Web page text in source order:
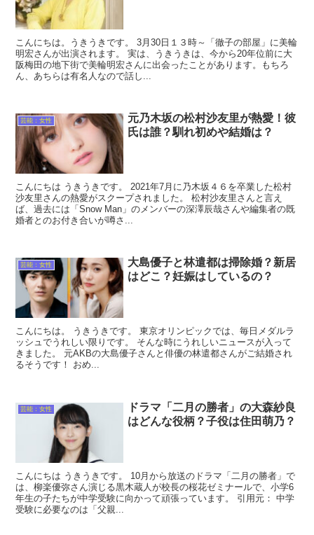
こんにちは。うきうきです。 3月30日１３時～「徹子の部屋」に美輪
明宏さんが出演されます。 実は、うきうきは、今から20年位前に大
阪梅田の地下街で美輪明宏さんに出会ったことがあります。もちろ
ん、あちらは有名人なので話し...
芸能：女性
元乃木坂の松村沙友里が熱愛！彼
氏は誰？馴れ初めや結婚は？
こんにちは うきうきです。 2021年7月に乃木坂４６を卒業した松村
沙友里さんの熱愛がスクープされました。 松村沙友里さんと言え
ば、過去には「Snow Man」のメンバーの深澤辰哉さんや編集者の既
婚者とのお付き合いが噂さ...
芸能：女性
大島優子と林遣都は掃除婚？新居
はどこ？妊娠はしているの？
こんにちは。 うきうきです。 東京オリンピックでは、毎日メダルラ
ッシュでうれしい限りです。 そんな時にうれしいニュースが入って
きました。 元AKBの大島優子さんと俳優の林遣都さんがご結婚され
るそうです！ おめ...
芸能：女性
ドラマ「二月の勝者」の大森紗良
はどんな役柄？子役は住田萌乃？
こんにちは うきうきです。 10月から放送のドラマ「二月の勝者」で
は、柳楽優弥さん演じる黒木蔵人が校長の桜花ゼミナールで、小学6
年生の子たちが中学受験に向かって頑張っています。 引用元： 中学
受験に必要なのは「父親...